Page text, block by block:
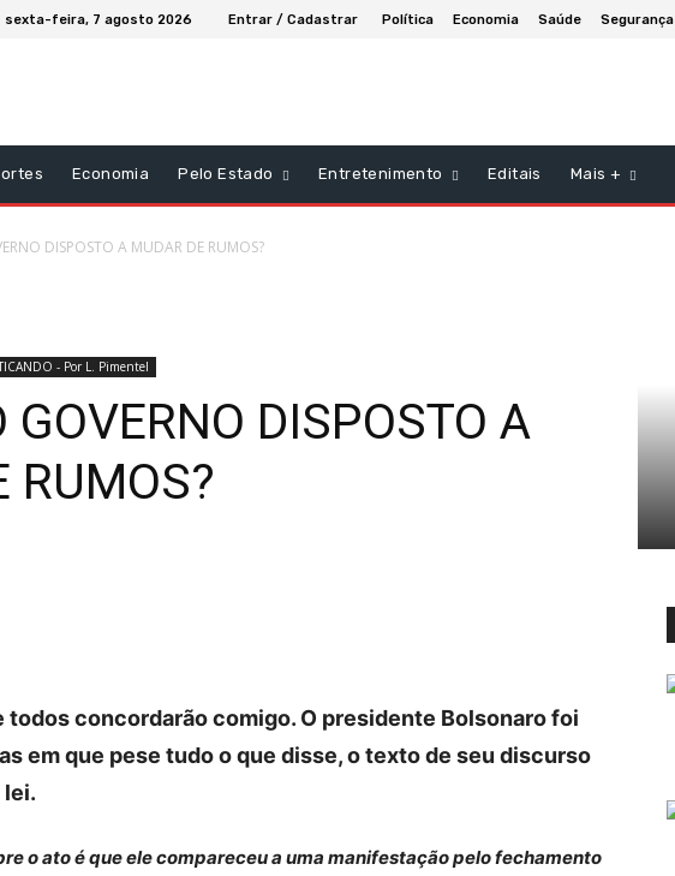
sexta-feira, 7 agosto 2026 Entrar / Cadastrar Política Economia Saúde Segurança
Economia Pelo Estado Entretenimento Editais Mais +
DISPOSTO A MUDAR DE RUMOS?
- Por L. Pimentel
GOVERNO DISPOSTO A
RUMOS?
todos concordarão comigo. O presidente Bolsonaro foi
em que pese tudo o que disse, o texto de seu discurso
lei.
o ato é que ele compareceu a uma manifestação pelo fechamento